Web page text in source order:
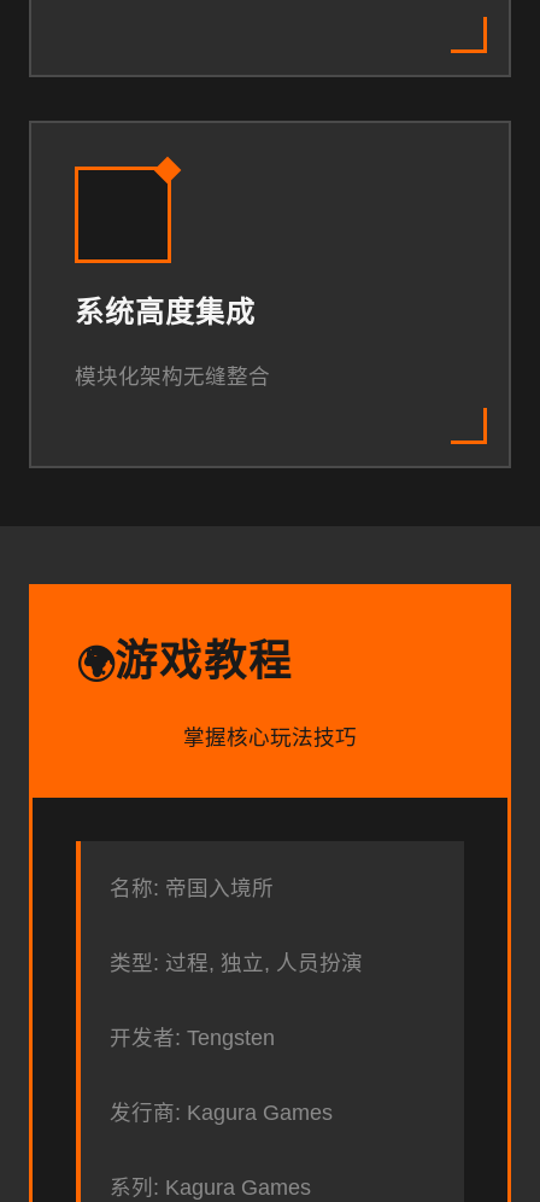
系统高度集成
模块化架构无缝整合
🌍游戏教程
掌握核心玩法技巧
名称: 帝国入境所
类型: 过程, 独立, 人员扮演
开发者: Tengsten
发行商: Kagura Games
系列: Kagura Games